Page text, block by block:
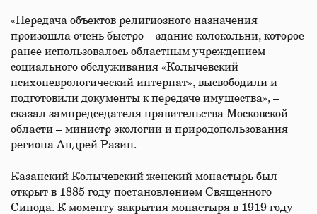
«Передача объектов религиозного назначения
произошла очень быстро – здание колокольни, которое
ранее использовалось областным учреждением
социального обслуживания «Колычевский
психоневрологический интернат», высвободили и
подготовили документы к передаче имущества», –
сказал зампредседателя правительства Московской
области – министр экологии и природопользования
региона Андрей Разин.
Казанский Колычевский женский монастырь был
открыт в 1885 году постановлением Священного
Синода. К моменту закрытия монастыря в 1919 году